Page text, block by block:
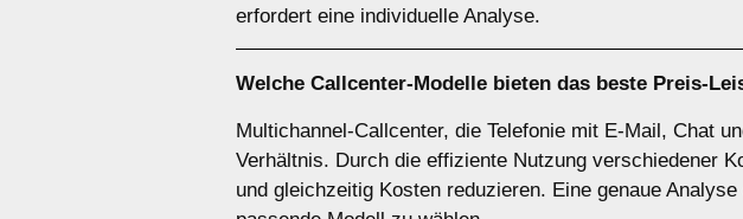
erfordert eine individuelle Analyse.
Welche Callcenter-Modelle bieten das beste Preis-
Multichannel-Callcenter, die Telefonie mit E-Mail, Chat
Verhältnis. Durch die effiziente Nutzung verschiedener
und gleichzeitig Kosten reduzieren. Eine genaue